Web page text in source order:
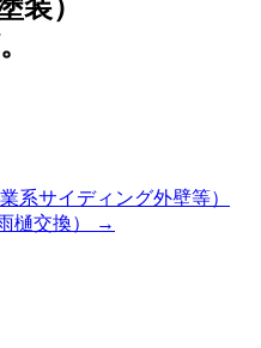
サイディング外壁等）
樋交換） →